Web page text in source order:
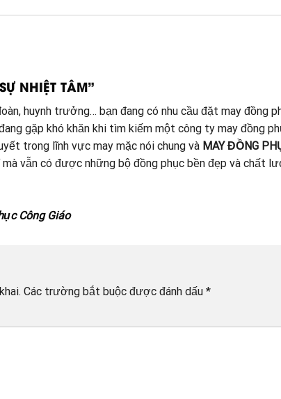
NHIỆT TÂM”
huynh trưởng… bạn đang có nhu cầu đặt may đồng
gặp khó khăn khi tìm kiếm một công ty may đồng
trong lĩnh vực may mặc nói chung và MAY ĐỒNG
vẫn có được những bộ đồng phục bền đẹp và chất
Công Giáo
Các trường bắt buộc được đánh dấu *